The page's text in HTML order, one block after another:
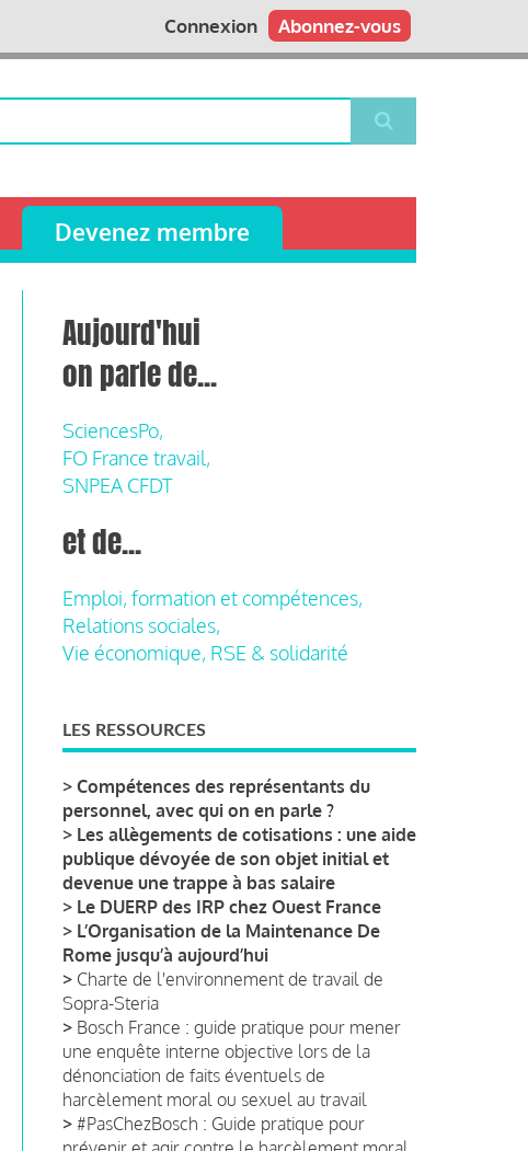
Abonnez-vous
Connexion
Devenez membre
Aujourd'hui
on parle de...
SciencesPo,
FO France travail,
SNPEA CFDT
et de...
Emploi, formation et compétences,
Relations sociales,
Vie économique, RSE & solidarité
LES RESSOURCES
> Compétences des représentants du
personnel, avec qui on en parle ?
> Les allègements de cotisations : une aide
publique dévoyée de son objet initial et
devenue une trappe à bas salaire
> Le DUERP des IRP chez Ouest France
> L’Organisation de la Maintenance De
Rome jusqu’à aujourd’hui
> Charte de l'environnement de travail de
Sopra-Steria
> Bosch France : guide pratique pour mener
une enquête interne objective lors de la
dénonciation de faits éventuels de
harcèlement moral ou sexuel au travail
> #PasChezBosch : Guide pratique pour